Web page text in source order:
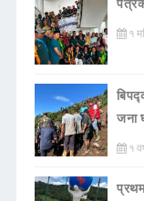
१
जना
१